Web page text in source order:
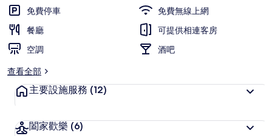
免費停車
免費無線上網
餐廳
可提供相連客房
空調
酒吧
查看全部
主要設施服務 (12)
闔家歡樂 (6)